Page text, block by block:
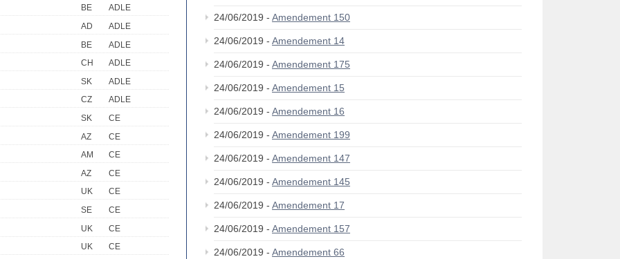
BE
ADLE
AD
ADLE
BE
ADLE
CH
ADLE
SK
ADLE
CZ
ADLE
SK
CE
AZ
CE
AM
CE
AZ
CE
UK
CE
SE
CE
UK
CE
UK
CE
24/06/2019 - Amendement 150
24/06/2019 - Amendement 14
24/06/2019 - Amendement 175
24/06/2019 - Amendement 15
24/06/2019 - Amendement 16
24/06/2019 - Amendement 199
24/06/2019 - Amendement 147
24/06/2019 - Amendement 145
24/06/2019 - Amendement 17
24/06/2019 - Amendement 157
24/06/2019 - Amendement 66